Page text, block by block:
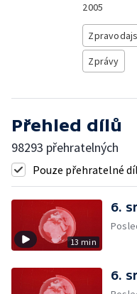
2005
Zprávy
Přehled dílů
98293 přehratelných
Pouze přehratelné
13 min
6.
6.